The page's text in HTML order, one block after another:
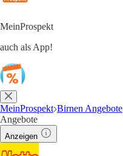
MeinProspekt
auch als App!
MeinProspekt Birnen Angebote
Angebote
Anzeigen